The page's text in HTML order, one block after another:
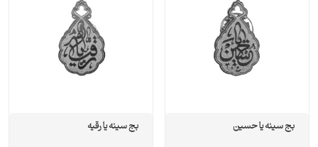
بج سینه یا حسین بج سینه یا رقیه